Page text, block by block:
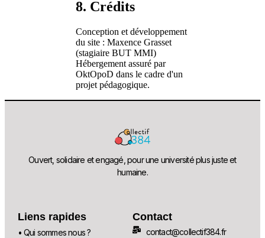
8. Crédits
Conception et développement
du site : Maxence Grasset
(stagiaire BUT MMI)
Hébergement assuré par
OktOpoD dans le cadre d'un
projet pédagogique.
Ouvert, solidaire et engagé, pour une université plus juste et
humaine.
Liens rapides
• Qui sommes nous ?
Contact
contact@collectif384.fr